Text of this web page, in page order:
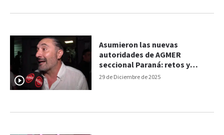
29 de Diciembre de 2025
Asumieron las nuevas
autoridades de AGMER
seccional Paraná: retos y
desafíos para el 2026